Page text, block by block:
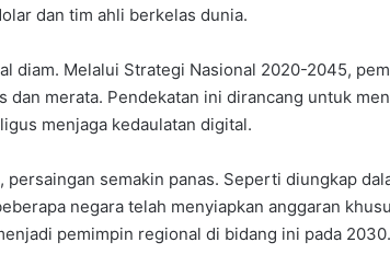
dan tim ahli berkelas dunia.
diam. Melalui Strategi Nasional 2020-2045,
dan merata. Pendekatan ini dirancang untuk
menjaga kedaulatan digital.
persaingan semakin panas. Seperti diungkap
negara telah menyiapkan anggaran
pemimpin regional di bidang ini pada 2030.